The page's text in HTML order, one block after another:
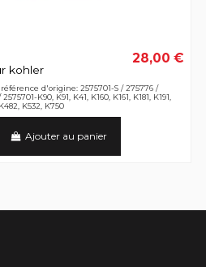
kohler
28,00 €
d'origine: 2575701-S / 275776 /
K90, K91, K41, K160, K161, K181, K191,
K532, K750
Ajouter au panier